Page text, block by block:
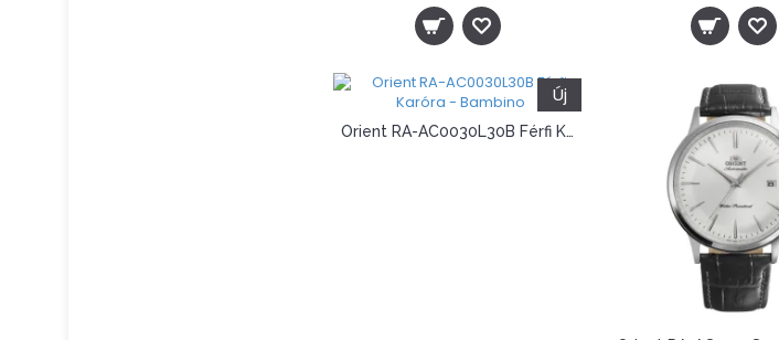
Új
Orient RA-AC0030L30B Férfi Karóra - Bambino